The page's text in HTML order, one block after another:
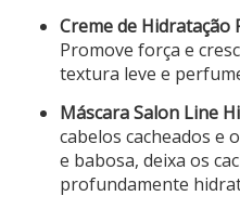
Creme de Hidratação
Promove força e
textura leve e
Máscara Salon Line
cabelos cacheados e
e babosa, deixa os
profundamente